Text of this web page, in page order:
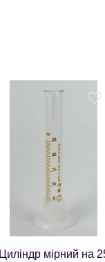
Циліндр мірний на